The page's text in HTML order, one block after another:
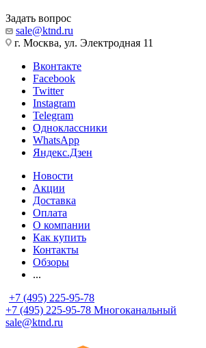
Задать вопрос
sale@ktnd.ru
г. Москва, ул. Электродная 11
Вконтакте
Facebook
Twitter
Instagram
Telegram
Одноклассники
WhatsApp
Яндекс.Дзен
Новости
Акции
Доставка
Оплата
О компании
Как купить
Контакты
Обзоры
...
+7 (495) 225-95-78
+7 (495) 225-95-78 Многоканальный
sale@ktnd.ru